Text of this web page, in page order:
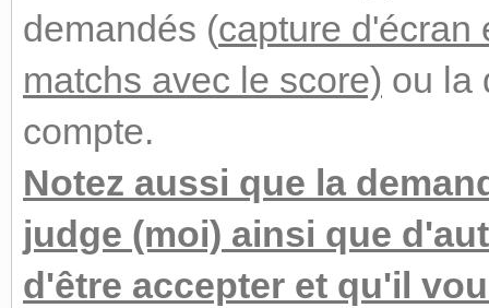
demandés (capture d'écran
matchs avec le score) ou la
compte.
Notez aussi que la
judge (moi) ainsi que
d'être accepter et qu'il